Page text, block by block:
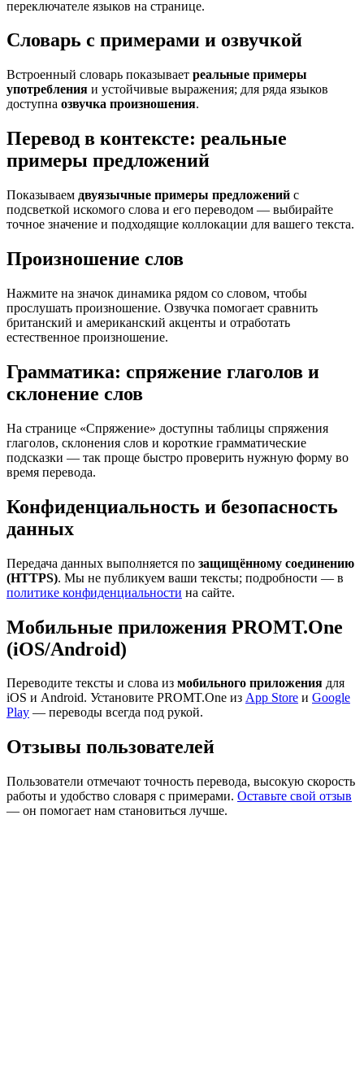
переключателе языков на странице.
Словарь с примерами и озвучкой
Встроенный словарь показывает реальные примеры
употребления и устойчивые выражения; для ряда языков
доступна озвучка произношения.
Перевод в контексте: реальные
примеры предложений
Показываем двуязычные примеры предложений с
подсветкой искомого слова и его переводом — выбирайте
точное значение и подходящие коллокации для вашего текста.
Произношение слов
Нажмите на значок динамика рядом со словом, чтобы
прослушать произношение. Озвучка помогает сравнить
британский и американский акценты и отработать
естественное произношение.
Грамматика: спряжение глаголов и
склонение слов
На странице «Спряжение» доступны таблицы спряжения
глаголов, склонения слов и короткие грамматические
подсказки — так проще быстро проверить нужную форму во
время перевода.
Конфиденциальность и безопасность
данных
Передача данных выполняется по защищённому соединению
(HTTPS). Мы не публикуем ваши тексты; подробности — в
политике конфиденциальности на сайте.
Мобильные приложения PROMT.One
(iOS/Android)
Переводите тексты и слова из мобильного приложения для
iOS и Android. Установите PROMT.One из App Store и Google
Play — переводы всегда под рукой.
Отзывы пользователей
Пользователи отмечают точность перевода, высокую скорость
работы и удобство словаря с примерами. Оставьте свой отзыв
— он помогает нам становиться лучше.